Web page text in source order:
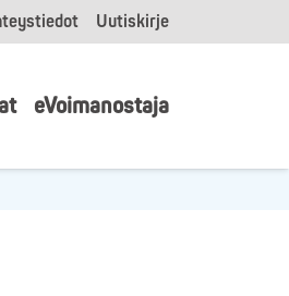
Uutiskirje
eVoimanostaja